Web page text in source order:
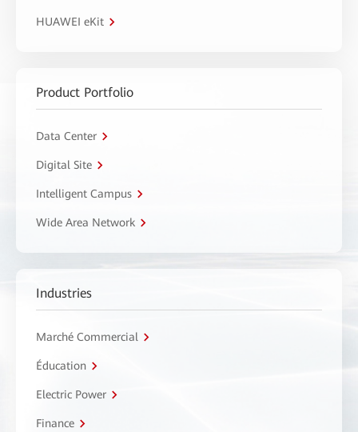
HUAWEI eKit
Product Portfolio
Data Center
Digital Site
Intelligent Campus
Wide Area Network
Industries
Marché Commercial
Éducation
Electric Power
Finance